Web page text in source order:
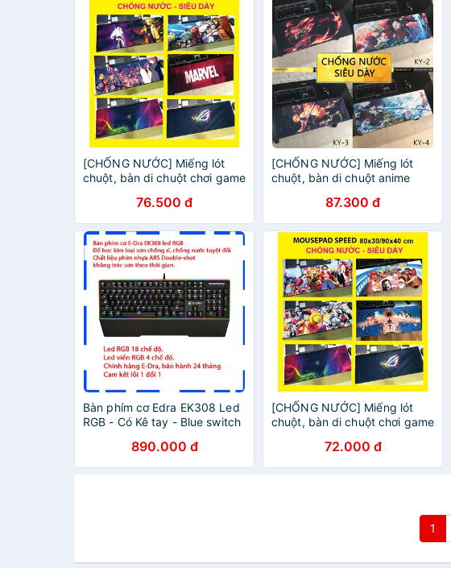
[CHỐNG NƯỚC] Miếng lót
chuột, bàn di chuột chơi game
DÀY, ANIME NARUTO
76.500 đ
[CHỐNG NƯỚC] Miếng lót
chuột, bàn di chuột anime
Cứu Nhân - Demon Slayer
87.300 đ
Bàn phím cơ Edra EK308 Led
RGB - Có Kê tay - Blue switch
890.000 đ
[CHỐNG NƯỚC] Miếng lót
chuột, bàn di chuột chơi game
ANIME ONE PIECE
72.000 đ
1